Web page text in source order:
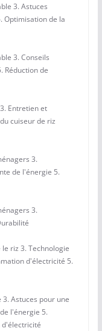
3. Astuces
Optimisation de la
3. Conseils
Réduction de
Entretien et
cuiseur de riz
3.
de l'énergie 5.
3.
riz 3. Technologie
d'électricité 5.
Astuces pour une
l'énergie 5.
d'électricité